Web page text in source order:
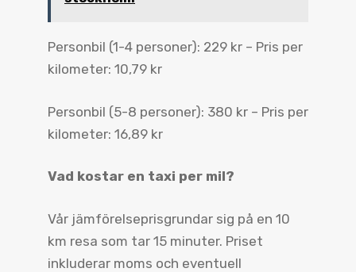
Personbil (1-4 personer): 229 kr – Pris per
kilometer: 10,79 kr
Personbil (5-8 personer): 380 kr – Pris per
kilometer: 16,89 kr
Vad kostar en taxi per mil?
Vår jämförelseprisgrundar sig på en 10
km resa som tar 15 minuter. Priset
inkluderar moms och eventuell